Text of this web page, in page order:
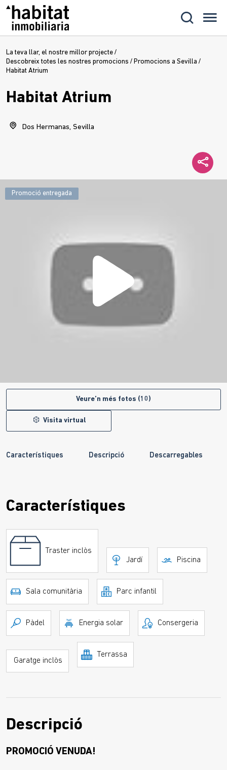
La teva llar, el nostre millor projecte /
Descobreix totes les nostres promocions / Promocions a Sevilla /
Habitat Atrium
Habitat Atrium
Dos Hermanas, Sevilla
Promoció entregada
Veure’n més fotos (10)
Visita virtual
Característiques Descripció Descarregables
Característiques
Traster inclòs
Jardí
Piscina
Sala comunitària Parc infantil
Pàdel Energia solar Consergeria
Garatge inclòs
Terrassa
Descripció
PROMOCIÓ VENUDA!